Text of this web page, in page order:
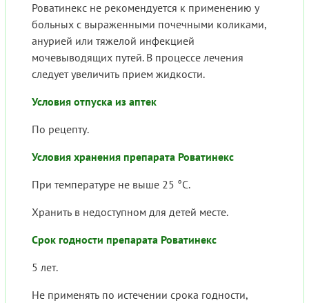
Роватинекс не рекомендуется к применению у
больных с выраженными почечными коликами,
анурией или тяжелой инфекцией
мочевыводящих путей. В процессе лечения
следует увеличить прием жидкости.
Условия отпуска из аптек
По рецепту.
Условия хранения препарата Роватинекс
При температуре не выше 25 °C.
Хранить в недоступном для детей месте.
Срок годности препарата Роватинекс
5 лет.
Не применять по истечении срока годности,